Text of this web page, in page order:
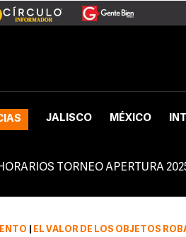
JALISCO MÉXICO
TORNEO APERTURA
EL VALOR DE LOS OBJETOS